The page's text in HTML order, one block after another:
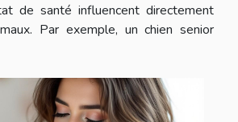
de santé influencent directement
Par exemple, un chien senior